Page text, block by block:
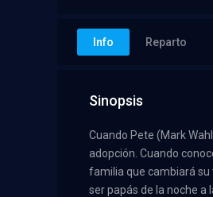
Info Reparto
Sinopsis
Cuando Pete (Mark
adopción. Cuando
familia que cambiará su
ser papás de la noche a